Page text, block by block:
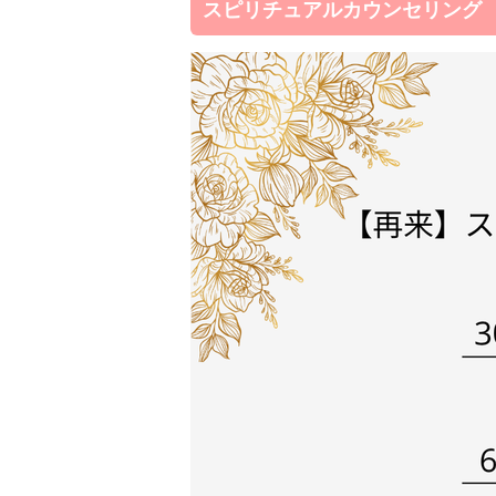
スピリチュアルカウンセリン